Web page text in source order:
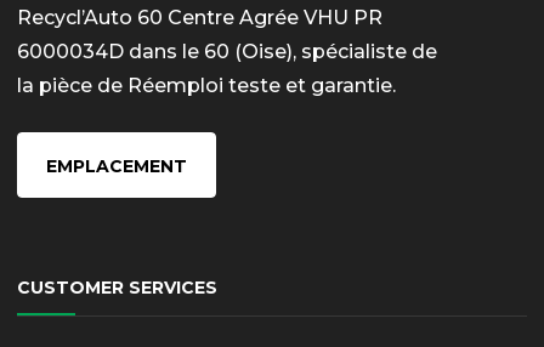
Recycl’Auto 60 Centre Agrée VHU PR
6000034D dans le 60 (Oise), spécialiste de
la pièce de Réemploi teste et garantie.
EMPLACEMENT
CUSTOMER SERVICES